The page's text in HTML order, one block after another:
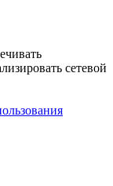
сетевой